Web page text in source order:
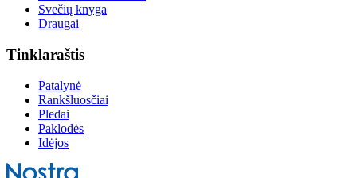
Svečių knyga
Draugai
Tinklaraštis
Patalynė
Rankšluosčiai
Pledai
Paklodės
Idėjos